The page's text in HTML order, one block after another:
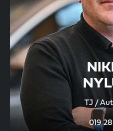
TJ /
019